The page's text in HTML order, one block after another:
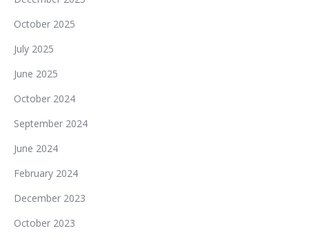
October 2025
July 2025
June 2025
October 2024
September 2024
June 2024
February 2024
December 2023
October 2023